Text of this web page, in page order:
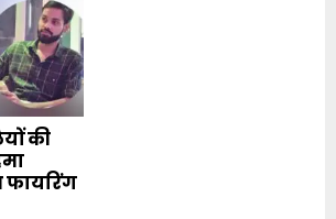
की
फायरिंग